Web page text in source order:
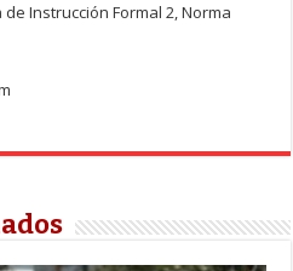
Instrucción Formal 2, Norma